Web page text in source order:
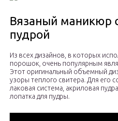
Вязаный маникюр
пудрой
Из всех дизайнов, в которых
порошок, очень популярным
Этот оригинальный объемный
узоры теплого свитера. Для его
лаковая система, акриловая
лопатка для пудры.